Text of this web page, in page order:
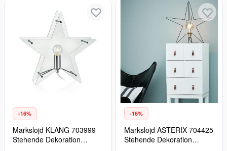
-16%
Markslojd KLANG 703999
Stehende Dekoration
1x5W/E14 2700K
-16%
Markslojd ASTERIX 704425
Stehende Dekoration
1x5W/E27 2700K